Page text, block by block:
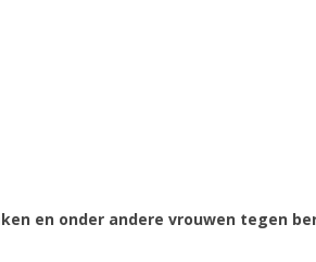
en onder andere vrouwen tegen